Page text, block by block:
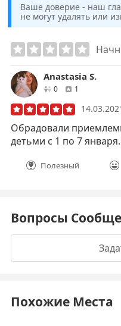
Ваше доверие - наш
не могут удалять или
Anastasia S.
0друзей1
Обрадовали
детьми с 1 по 7
Полезный
Вопросы
Похожие Места